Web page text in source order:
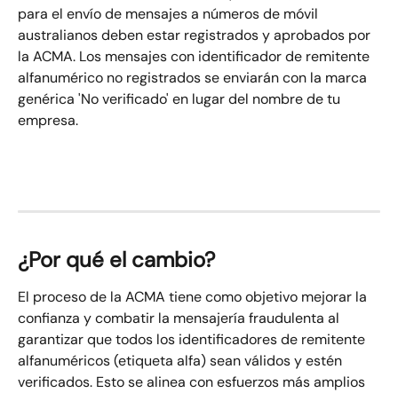
para el envío de mensajes a números de móvil
australianos deben estar registrados y aprobados por
la ACMA. Los mensajes con identificador de remitente
alfanumérico no registrados se enviarán con la marca
genérica 'No verificado' en lugar del nombre de tu
empresa.
¿Por qué el cambio?
El proceso de la ACMA tiene como objetivo mejorar la
confianza y combatir la mensajería fraudulenta al
garantizar que todos los identificadores de remitente
alfanuméricos (etiqueta alfa) sean válidos y estén
verificados. Esto se alinea con esfuerzos más amplios